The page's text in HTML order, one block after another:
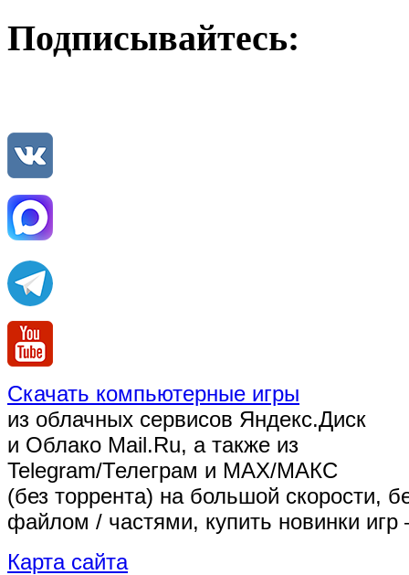
Подписывайтесь:
Скачать компьютерные игры
из облачных сервисов Яндекс.Диск
и Облако Mail.Ru, а также из
Telegram/Телеграм и MAX/МАКС
(без торрента) на большой скорости,
файлом / частями, купить новинки
Карта сайта